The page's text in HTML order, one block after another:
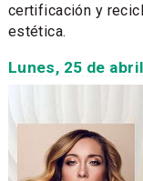
certificación y
estética.
Lunes, 25 de abril